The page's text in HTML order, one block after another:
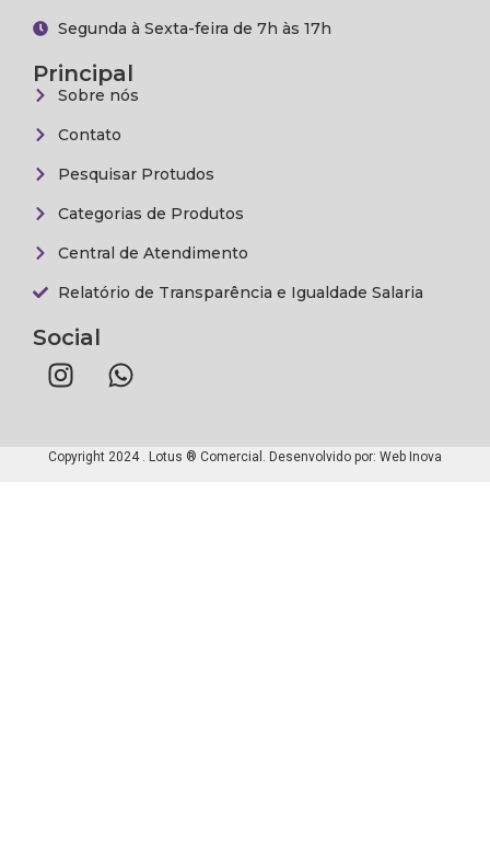
Segunda à Sexta-feira de 7h às 17h
Principal
Sobre nós
Contato
Pesquisar Protudos
Categorias de Produtos
Central de Atendimento
Relatório de Transparência e Igualdade Salaria
Social
Copyright 2024 . Lotus ® Comercial. Desenvolvido por: Web Inova